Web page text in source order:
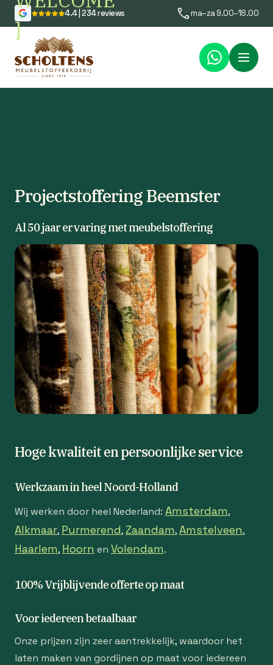
]
4.4 | 234 reviews ma–za 9.00–18.00
Menu
Projectstoffering Beemster
Al 50 jaar ervaring met meubelstoffering
Hoge kwaliteit en persoonlijke service
Werkzaam in heel Noord-Holland
Wij werken door heel Nederland: Amsterdam,
Alkmaar, Purmerend,Zaandam,Amstelveen,
Haarlem, Hoorn en Volendam.
100% Vrijblijvende offerte op maat
Voor iedereen betaalbaar
Onze prijzen zijn zeer aantrekkelijk, waardoor het
laten maken van gordijnen op maat voor iedereen